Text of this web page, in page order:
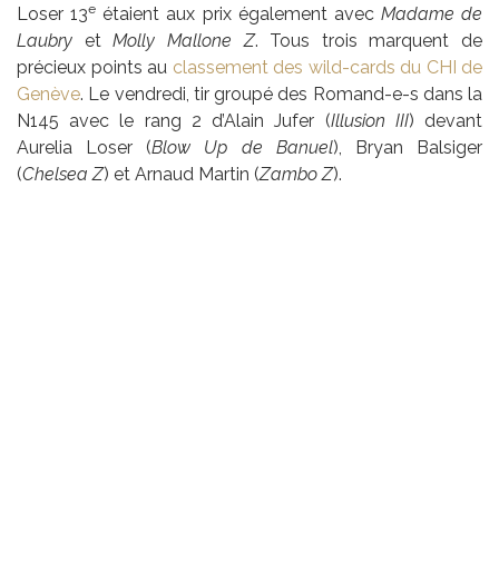
Loser 13e étaient aux prix également avec Madame de
Laubry etMolly Mallone Z. Tous trois marquent de
précieux points au classement des wild-cards du CHI de
Genève. Le vendredi, tir groupé des Romand-e-s dans la
N145 avec le rang 2 d’Alain Jufer (Illusion III) devant
Aurelia Loser (Blow Up de Banuel), Bryan Balsiger
(Chelsea Z) et Arnaud Martin (Zambo Z).